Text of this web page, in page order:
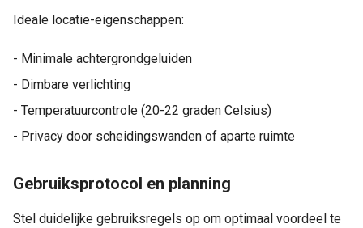
Ideale locatie-eigenschappen:
- Minimale achtergrondgeluiden
- Dimbare verlichting
- Temperatuurcontrole (20-22 graden Celsius)
- Privacy door scheidingswanden of aparte ruimte
Gebruiksprotocol en planning
Stel duidelijke gebruiksregels op om optimaal voordeel te